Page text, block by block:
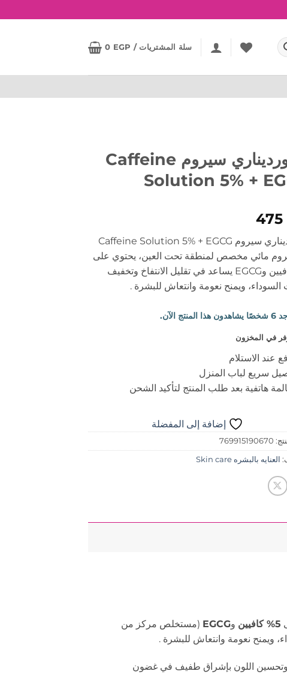
سلة المشتريات / 0 EGP
ذا اورديناري سيروم Caffeine
Solution 5% +
475
ذا اورديناري سيروم Caffeine Solution 5% + EGCG
مائي مخصص لمنطقة تحت العين، يحتوي على
5% كافيين وEGCG يساعد في تقليل الانتفاخ وتخفيف
السوداء، ويمنح نعومة وانتعاش للبشرة .
هذا المنتج الآن.
في المخزون
عند الاستلام
سريع لباب المنزل
هاتفية بعد طلب المنتج لتأكيد الشحن
إضافة إلى المفضلة
769915190670
العنايه بالبشره Skin care
5% كافيين وEGCG (مستخلص مركز من
ويمنح نعومة وانتعاش للبشرة .
وتحسين اللون بإشراق طفيف في غضون